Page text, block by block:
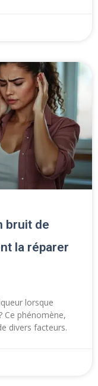
bruit de
la réparer
lorsque
Ce phénomène,
divers facteurs.